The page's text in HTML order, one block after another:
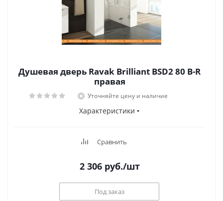
Душевая дверь Ravak Brilliant BSD2 80 B-R
правая
Уточняйте цену и наличие
Характеристики
Сравнить
2 306 руб./шт
Под заказ